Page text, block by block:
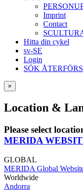
Imprint
Contact
Hitta din cykel
sv-SE
Login
SÖK
×
Location &
Please select
MERIDA
GLOBAL
MERIDA Global
Worldwide
Andorra